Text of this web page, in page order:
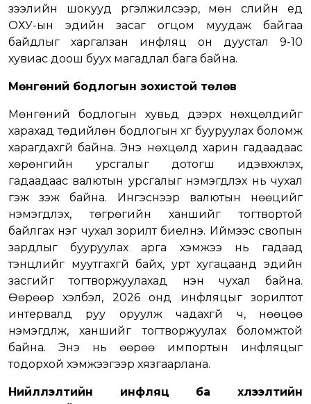
зээлийн шокууд үргэлжилсээр, мөн сүүлийн үед
ОХУ-ын эдийн засаг огцом муудаж байгаа
байдлыг харгалзан инфляц он дуустал 9-10
хувиас доош буух магадлал бага байна.
Мөнгөний бодлогын зохистой төлөв
Мөнгөний бодлогын хувьд дээрх нөхцөлүүдийг
харахад төдийлөн бодлогын хүүг бууруулах боломж
харагдахгүй байна. Энэ нөхцөлд харин гадаадаас
хөрөнгийн урсгалыг дотогш идэвхжүүлэх,
гадаадаас валютын урсгалыг нэмэгдүүлэх нь чухал
гэж үзэж байна. Ингэснээр валютын нөөцийг
нэмэгдүүлэх, төгрөгийн ханшийг тогтвортой
байлгах нэг чухал зорилт биелнэ. Иймээс свопын
зардлыг бууруулах арга хэмжээ нь гадаад
тэнцлийг муутгахгүй байх, урт хугацаанд эдийн
засгийг тогтворжуулахад нэн чухал байна.
Өөрөөр хэлбэл, 2026 онд инфляцыг зорилтот
интервалд руу оруулж чадахгүй ч, нөөцөө
нэмэгдүүлж, ханшийг тогтворжуулах боломжтой
байна. Энэ нь өөрөө импортын инфляцыг
тодорхой хэмжээгээр хязгаарлана.
Нийлүүлэлтийн инфляц ба хүлээлтийн